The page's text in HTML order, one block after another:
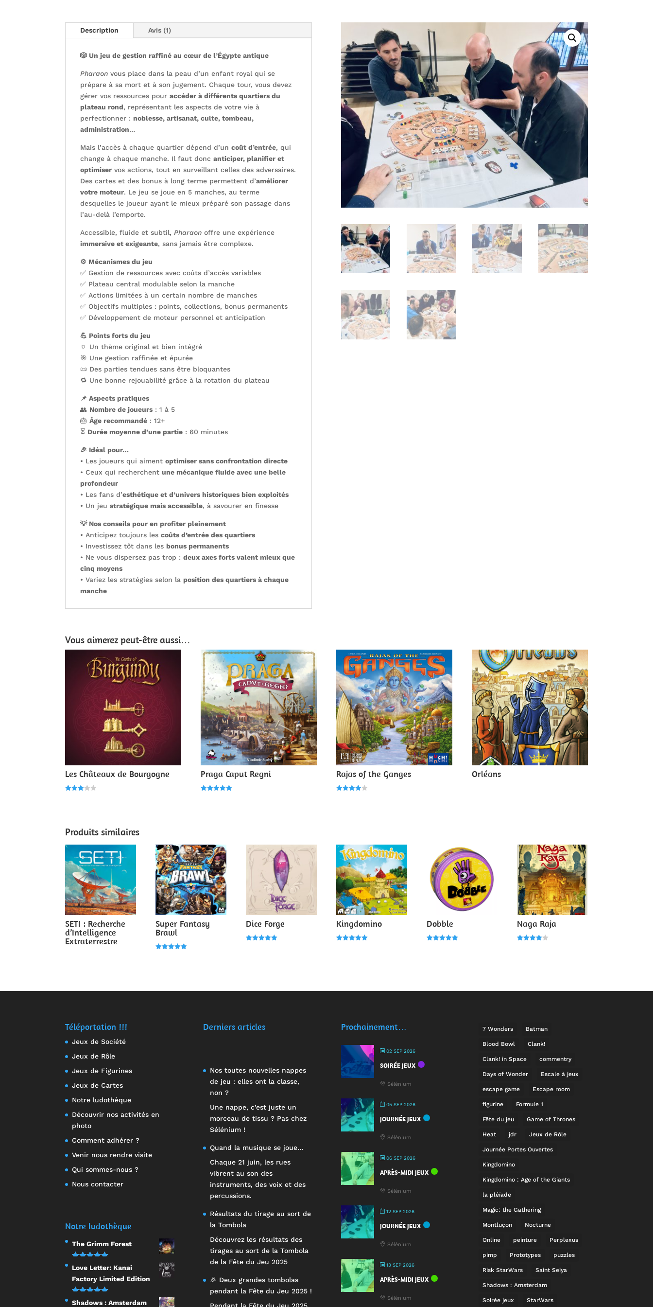
Description Avis (1)
🎲 Un jeu de gestion raffiné au cœur de l’Égypte antique
Pharaon vous place dans la peau d’un enfant royal qui se
prépare à sa mort et à son jugement. Chaque tour, vous devez
gérer vos ressources pouraccéder à différents quartiers du
plateau rond, représentant les aspects de votre vie à
perfectionner : noblesse, artisanat, culte, tombeau,
administration…
Mais l’accès à chaque quartier dépend d’uncoût d’entrée, qui
change à chaque manche. Il faut doncanticiper, planifier et
optimiser vos actions, tout en surveillant celles des adversaires.
Des cartes et des bonus à long terme permettent d’améliorer
votre moteur. Le jeu se joue en 5 manches, au terme
desquelles le joueur ayant le mieux préparé son passage dans
l’au-delà l’emporte.
Accessible, fluide et subtil, Pharaon offre une expérience
immersive et exigeante, sans jamais être complexe.
⚙️ Mécanismes du jeu
✅ Gestion de ressources avec coûts d’accès variables
✅ Plateau central modulable selon la manche
✅ Actions limitées à un certain nombre de manches
✅ Objectifs multiples : points, collections, bonus permanents
✅ Développement de moteur personnel et anticipation
💪 Points forts du jeu
🏺 Un thème original et bien intégré
🎯 Une gestion raffinée et épurée
📜 Des parties tendues sans être bloquantes
🔁 Une bonne rejouabilité grâce à la rotation du plateau
📌 Aspects pratiques
👥 Nombre de joueurs : 1 à 5
🎂Âge recommandé : 12+
⏳ Durée moyenne d’une partie : 60 minutes
🎉 Idéal pour…
• Les joueurs qui aimentoptimiser sans confrontation directe
• Ceux qui recherchentune mécanique fluide avec une belle
profondeur
• Les fans d’esthétique et d’univers historiques bien exploités
• Un jeustratégique mais accessible, à savourer en finesse
💡 Nos conseils pour en profiter pleinement
• Anticipez toujours lescoûts d’entrée des quartiers
• Investissez tôt dans les bonus permanents
• Ne vous dispersez pas trop :deux axes forts valent mieux que
cinq moyens
• Variez les stratégies selon la position des quartiers à chaque
manche
Vous aimerez peut-être aussi…
Les Châteaux de Bourgogne Praga Caput Regni Rajas of the Ganges Orléans
Produits similaires
SETI : Recherche
d’Intelligence
Extraterrestre
Super Fantasy
Brawl
Dice Forge Kingdomino Dobble Naga Raja
Téléportation !!!
Jeux de Société
Jeux de Rôle
Jeux de Figurines
Jeux de Cartes
Notre ludothèque
Découvrir nos activités en
photo
Comment adhérer ?
Venir nous rendre visite
Qui sommes-nous ?
Nous contacter
Notre ludothèque
The Grimm Forest
Note 5.00
sur 5
Love Letter: Kanai
Factory Limited Edition
Note5.00
Shadows : Amsterdam
Derniers articles
Nos toutes nouvelles nappes
de jeu : elles ont la classe,
non ?
Une nappe, c’est juste un
morceau de tissu ? Pas chez
Sélénium !
Quand la musique se joue…
Chaque 21 juin, les rues
vibrent au son des
instruments, des voix et des
percussions.
Résultats du tirage au sort de
la Tombola
Découvrez les résultats des
tirages au sort de la Tombola
de la Fête du Jeu 2025
🎉 Deux grandes tombolas
pendant la Fête du Jeu 2025 !
Prochainement…
02 SEP 2026
SOIRÉE JEUX
Sélénium
05 SEP 2026
JOURNÉE JEUX
Sélénium
06 SEP 2026
APRÈS-MIDI JEUX
Sélénium
12 SEP 2026
JOURNÉE JEUX
Sélénium
13 SEP 2026
APRÈS-MIDI JEUX
Sélénium
7 Wonders Batman
Blood Bowl Clank!
Clank! in Space commentry
Days of Wonder Escale à jeux
escape game Escape room
figurine Formule 1
Fête du jeu Game of Thrones
Heat jdr Jeux de Rôle
Journée Portes Ouvertes
Kingdomino
Kingdomino : Age of the Giants
la pléïade
Magic: the Gathering
Montluçon Nocturne
Online peinture Perplexus
pimp Prototypes puzzles
Risk StarWars Saint Seiya
Shadows : Amsterdam
Soirée jeux StarWars